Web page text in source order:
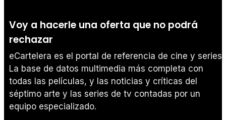
Voy a hacerle una oferta que no podrá
rechazar
eCartelera es el portal de referencia de cine y series.
La base de datos multimedia más completa con
todas las películas, y las noticias y críticas del
séptimo arte y las series de tv contadas por un
equipo especializado.